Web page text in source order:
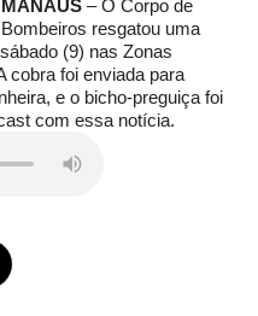
MANAUS – O Corpo de
Bombeiros resgatou uma
(9) nas Zonas
cobra foi enviada para
e o bicho-preguiça foi
com essa notícia.